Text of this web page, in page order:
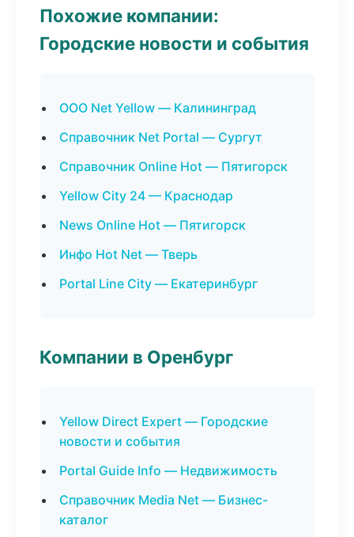
Похожие компании:
Городские новости и события
ООО Net Yellow — Калининград
Справочник Net Portal — Сургут
Справочник Online Hot — Пятигорск
Yellow City 24 — Краснодар
News Online Hot — Пятигорск
Инфо Hot Net — Тверь
Portal Line City — Екатеринбург
Компании в Оренбург
Yellow Direct Expert — Городские
новости и события
Portal Guide Info — Недвижимость
Справочник Media Net — Бизнес-
каталог